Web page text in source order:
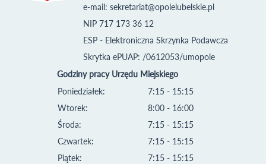
e-mail: sekretariat@opolelubelskie.pl
NIP 717 173 36 12
ESP - Elektroniczna Skrzynka Podawcza
Skrytka ePUAP: /0612053/umopole
Godziny pracy Urzędu Miejskiego
Poniedziałek:
Wtorek:
Środa:
Czwartek:
Piątek:
7:15 - 15:15
8:00 - 16:00
7:15 - 15:15
7:15 - 15:15
7:15 - 15:15